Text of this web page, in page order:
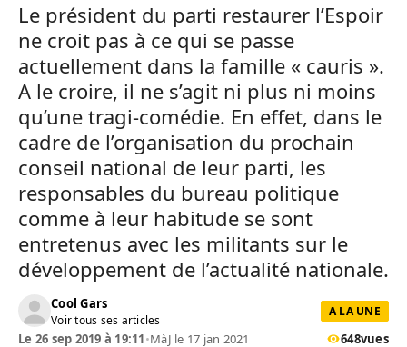
Le président du parti restaurer l’Espoir
ne croit pas à ce qui se passe
actuellement dans la famille « cauris ».
A le croire, il ne s’agit ni plus ni moins
qu’une tragi-comédie. En effet, dans le
cadre de l’organisation du prochain
conseil national de leur parti, les
responsables du bureau politique
comme à leur habitude se sont
entretenus avec les militants sur le
développement de l’actualité nationale.
Cool Gars
Voir tous ses articles
A LA UNE
Le 26 sep 2019 à 19:11•MàJ le 17 jan 2021 648vues